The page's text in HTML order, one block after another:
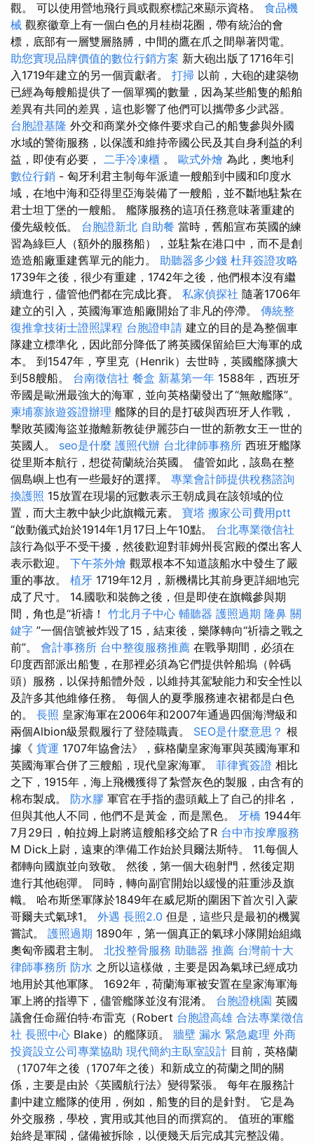
觀。 可以使用營地飛行員或觀察標記來顯示資格。 食品機
械 觀察徽章上有一個白色的月桂樹花圈，帶有統治的會
標，底部有一層雙層胳膊，中間的鷹在爪之間舉著閃電。
助您實現品牌價值的數位行銷方案 新大砲出版了1716年引
入1719年建立的另一個貢獻者。 打掃 以前，大砲的建築物
已經為每艘船提供了一個單獨的數量，因為某些船隻的船舶
差異有共同的差異，這也影響了他們可以攜帶多少武器。
台胞證基隆 外交和商業外交條件要求自己的船隻參與外國
水域的警衛服務，以保護和維持帝國公民及其自身利益的利
益，即使有必要， 二手冷凍櫃 。 歐式外燴 為此，奧地利
數位行銷 - 匈牙利君主制每年派遣一艘船到中國和印度水
域，在地中海和亞得里亞海裝備了一艘船，並不斷地駐紮在
君士坦丁堡的一艘船。 艦隊服務的這項任務意味著重建的
優先級較低。 台胞證新北 自助餐 當時，舊船宣布英國的練
習為綠巨人（額外的服務船），並駐紮在港口中，而不是創
造造船廠重建舊單元的能力。 助聽器多少錢 杜拜簽證攻略
1739年之後，很少有重建，1742年之後，他們根本沒有繼
續進行，儘管他們都在完成比賽。 私家偵探社 隨著1706年
建立的引入，英國海軍造船廠開始了非凡的停滯。 傳統整
復推拿技術士證照課程 台胞證申請 建立的目的是為整個車
隊建立標準化，因此部分降低了將英國保留給巨大海軍的成
本。 到1547年，亨里克（Henrik）去世時，英國艦隊擴大
到58艘船。 台南徵信社 餐盒 新墓第一年 1588年，西班牙
帝國是歐洲最強大的海軍，並向英格蘭發出了“無敵艦隊”。
柬埔寨旅遊簽證辦理 艦隊的目的是打破與西班牙人作戰，
擊敗英國海盜並撤離新教徒伊麗莎白一世的新教女王一世的
英國人。 seo是什麼 護照代辦 台北律師事務所 西班牙艦隊
從里斯本航行，想從荷蘭統治英國。 儘管如此，該島在整
個島嶼上也有一些最好的選擇。 專業會計師提供稅務諮詢
換護照 15放置在現場的冠數表示王朝成員在該領域的位
置，而大主教中缺少此旗幟元素。 寶塔 搬家公司費用ptt
“啟動儀式始於1914年1月17日上午10點。 台北專業徵信社
該行為似乎不受干擾，然後歡迎對菲姆州長宮殿的傑出客人
表示歡迎。 下午茶外燴 觀眾根本不知道該船水中發生了嚴
重的事故。 植牙 1719年12月，新機構比其前身更詳細地完
成了尺寸。 14.國歌和裝飾之後，但是即使在旗幟參與期
間，角也是“祈禱！ 竹北月子中心 輔聽器 護照過期 隆鼻 關
鍵字 ”一個信號被炸毀了15，結束後，樂隊轉向“祈禱之戰之
前”。 會計事務所 台中整復服務推薦 在戰爭期間，必須在
印度西部派出船隻，在那裡必須為它們提供幹船塢（幹碼
頭）服務，以保持船體外殼，以維持其駕駛能力和安全性以
及許多其他維修任務。 每個人的夏季服務連衣裙都是白色
的。 長照 皇家海軍在2006年和2007年通過四個海灣級和
兩個Albion級景觀履行了登陸職責。 SEO是什麼意思？ 根
據《 貨運 1707年協會法》，蘇格蘭皇家海軍與英國海軍和
英國海軍合併了三艘船，現代皇家海軍。 菲律賓簽證 相比
之下，1915年，海上飛機獲得了紮營灰色的製服，由含有的
棉布製成。 防水膠 軍官在手指的盡頭戴上了自己的排名，
但與其他人不同，他們不是黃金，而是黑色。 牙橋 1944年
7月29日，帕拉姆上尉將這艘船移交給了R 台中市按摩服務
M Dick上尉，遠東的準備工作始於貝爾法斯特。 11.每個人
都轉向國旗並向致敬。 然後，第一個大砲射門，然後定期
進行其他砲彈。 同時，轉向副官開始以緩慢的莊重涉及旗
幟。 哈布斯堡軍隊於1849年在威尼斯的圍困下首次引入蒙
哥爾夫式氣球1。 外遇 長照2.0 但是，這些只是最初的機翼
嘗試。 護照過期 1890年，第一個真正的氣球小隊開始組織
奧匈帝國君主制。 北投整骨服務 助聽器 推薦 台灣前十大
律師事務所 防水 之所以這樣做，主要是因為氣球已經成功
地用於其他軍隊。 1692年，荷蘭海軍被安置在皇家海軍海
軍上將的指導下，儘管艦隊並沒有混淆。 台胞證桃園 英國
議會任命羅伯特·布雷克（Robert 台胞證高雄 合法專業徵信
社 長照中心 Blake）的艦隊頭。 牆壁 漏水 緊急處理 外商
投資設立公司專業協助 現代簡約主臥室設計 目前，英格蘭
（1707年之後（1707年之後）和新成立的荷蘭之間的關
係，主要是由於《英國航行法》變得緊張。 每年在服務計
劃中建立艦隊的使用，例如，船隻的目的是針對。 它是為
外交服務，學校，實用或其他目的而撰寫的。 值班的軍艦
始終是軍閥，儲備被拆除，以便幾天后完成其完整設備。